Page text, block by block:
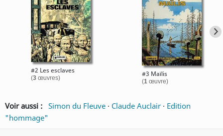
#2 Les esclaves
(3œuvres) #3 Maïlis
(1 œuvre)
Voir aussi : Simon du Fleuve · Claude Auclair · Edition
"hommage"